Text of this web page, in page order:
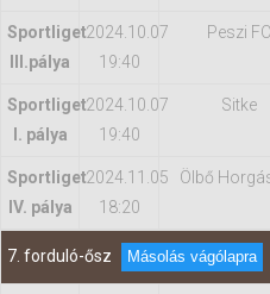
Sportliget
IIl.pálya
2024.10.07
19:40
Peszi FC
Sportliget
I. pálya
2024.10.07
19:40
Sitke
Sportliget
IV. pálya
2024.11.05
18:20
Ölbő
7. forduló-ősz Másolás vágólapra